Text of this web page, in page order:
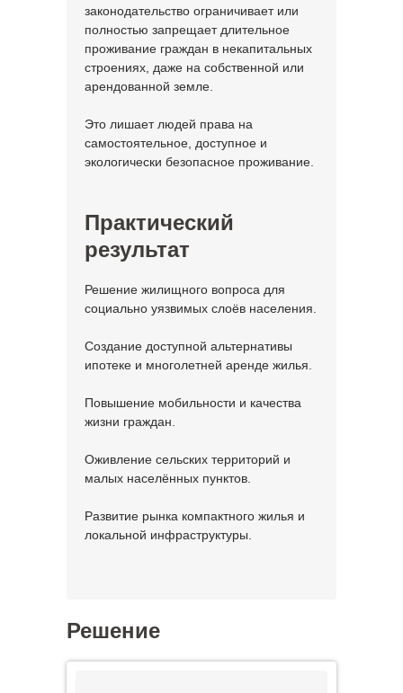
законодательство ограничивает или
полностью запрещает длительное
проживание граждан в некапитальных
строениях, даже на собственной или
арендованной земле.
Это лишает людей права на
самостоятельное, доступное и
экологически безопасное проживание.
Практический
результат
Решение жилищного вопроса для
социально уязвимых слоёв населения.
Создание доступной альтернативы
ипотеке и многолетней аренде жилья.
Повышение мобильности и качества
жизни граждан.
Оживление сельских территорий и
малых населённых пунктов.
Развитие рынка компактного жилья и
локальной инфраструктуры.
Решение